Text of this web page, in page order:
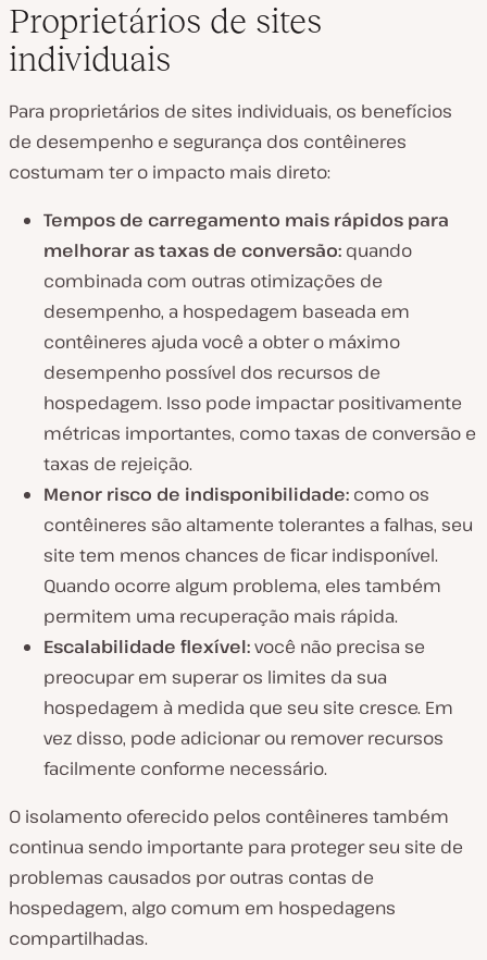
Proprietários de sites
individuais
Para proprietários de sites individuais, os benefícios
de desempenho e segurança dos contêineres
costumam ter o impacto mais direto:
Tempos de carregamento mais rápidos para
melhorar as taxas de conversão: quando
combinada com outras otimizações de
desempenho, a hospedagem baseada em
contêineres ajuda você a obter o máximo
desempenho possível dos recursos de
hospedagem. Isso pode impactar positivamente
métricas importantes, como taxas de conversão e
taxas de rejeição.
Menor risco de indisponibilidade: como os
contêineres são altamente tolerantes a falhas, seu
site tem menos chances de ficar indisponível.
Quando ocorre algum problema, eles também
permitem uma recuperação mais rápida.
Escalabilidade flexível:você não precisa se
preocupar em superar os limites da sua
hospedagem à medida que seu site cresce. Em
vez disso, pode adicionar ou remover recursos
facilmente conforme necessário.
O isolamento oferecido pelos contêineres também
continua sendo importante para proteger seu site de
problemas causados por outras contas de
hospedagem, algo comum em hospedagens
compartilhadas.